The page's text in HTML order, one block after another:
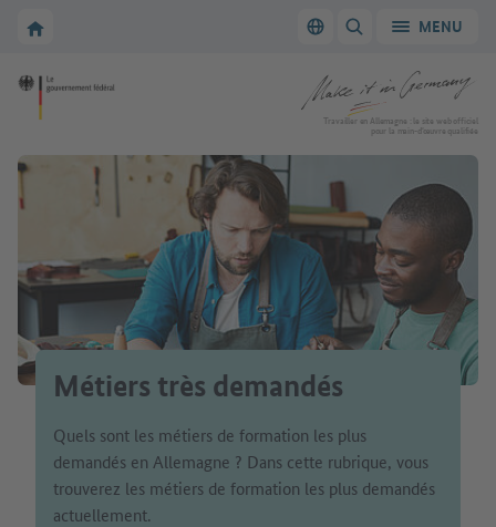
Vers la page d'accueil de Make it in GermanyChanger de langue
AFFICHER/MENU
Vers la page d'accueil de Make it in Germany
Travailler en Allemagne : le site web officiel
pour la main-d’œuvre qualifiée
Métiers très demandés
Quels sont les métiers de formation les plus
demandés en Allemagne ? Dans cette rubrique, vous
trouverez les métiers de formation les plus demandés
actuellement.